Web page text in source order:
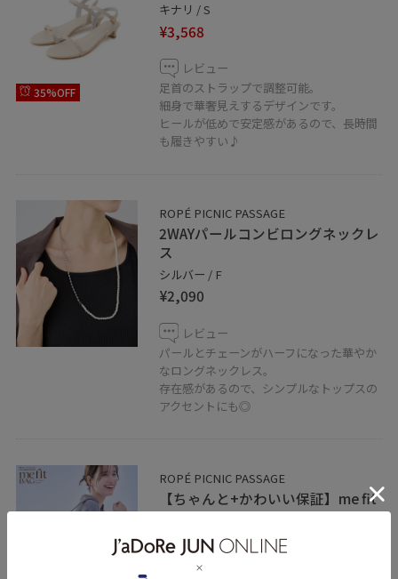
35%OFF
キナリ / S
¥3,568
レビュー
足首のストラップで調整可能。
細身で華奢見えするデザインです。
ヒールが低めで安定感があるので、長時間
も履きやすい♪
ROPÉ PICNIC PASSAGE
2WAYパールコンビロングネックレ
ス
シルバー / F
¥2,090
レビュー
パールとチェーンがハーフになった華やか
なロングネックレス。
存在感があるので、シンプルなトップスの
アクセントにも◎
ROPÉ PICNIC PASSAGE
【ちゃんと+かわいい保証】me fit
BAG コンビフィットワンショルダ
ーミドルバッグ/軽量・撥水
キナリ / F